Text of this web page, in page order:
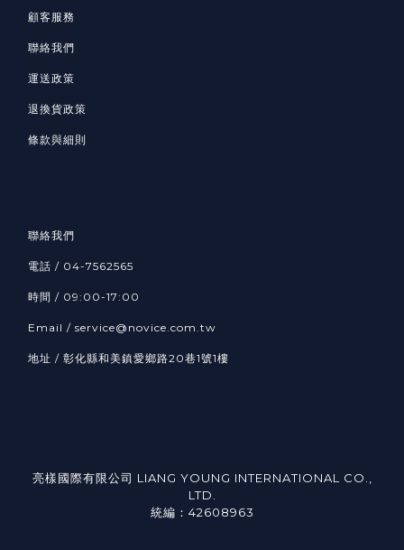
顧客服務
聯絡我們
運送政策
退換貨政策
條款與細則
聯絡我們
電話 / 04-7562565
時間 / 09:00-17:00
Email / service@novice.com.tw
地址 / 彰化縣和美鎮愛鄉路20巷1號1樓
亮樣國際有限公司 LIANG YOUNG INTERNATIONAL CO.,
LTD.
統編：42608963